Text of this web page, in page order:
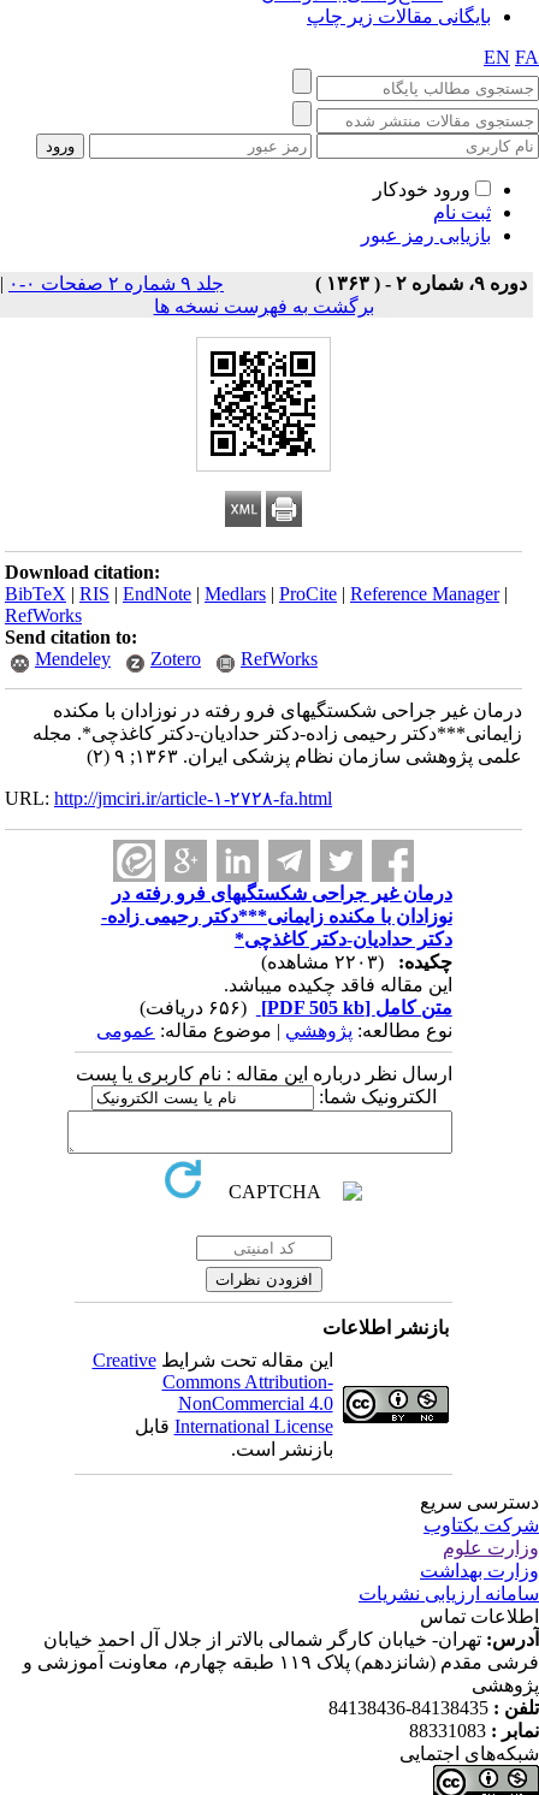
بایگانی مقالات زیر چاپ
EN
ورود خودکار
ثبت نام
بازیابی رمز عبور
دوره ۹، شماره ۲ - ( ۱۳۶۳ ) جلد ۹ شماره ۲ صفحات ۰-۰
|
برگشت به فهرست نسخه ها
Download citation:
BibTeX |RIS |EndNote |Medlars |ProCite |Reference Manager
RefWorks
Send citation to:
Mendeley
Zotero RefWorks
درمان غیر جراحی شکستگیهای فرو رفته در نوزادان با مکنده
زایمانی***دکتر رحیمی زاده-دکتر حدادیان-دکتر کاغذچی*. مجله
علمی پژوهشی سازمان نظام پزشکی ایران. ۱۳۶۳; ۹ (۲)
URL:http://jmciri.ir/article-۱-۲۷۲۸-fa.html
درمان غیر جراحی شکستگیهای فرو رفته در
نوزادان با مکنده زایمانی***دکتر رحیمی زاده-
دکتر حدادیان-دکتر کاغذچی*
چکیده:
این مقاله فاقد چکیده می​باشد.
متن کامل[PDF 505 kb]
نوع مطالعه:پژوهشي| موضوع مقاله:عمومى
ارسال نظر درباره این مقاله : نام کاربری یا پست
الکترونیک شما:
بازنشر اطلاعات
این مقاله تحت شرایطCreative
Commons Attribution-
NonCommercial 4.0
International Licenseقابل
بازنشر است.
سریع
یکتاوب
علوم
بهداشت
ارزیابی نشریات
تماس
تهران- خیابان کارگر شمالی بالاتر از جلال آل احمد خیابان
فرشی مقدم (شانزدهم) پلاک ۱۱۹ طبقه چهارم، معاونت آموزشی و
:
84138435-84138436
:
88331083
اجتمایی